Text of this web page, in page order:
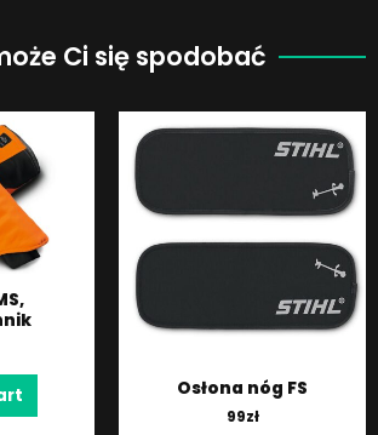
Ci się spodobać
Osłona nóg FS
99zł